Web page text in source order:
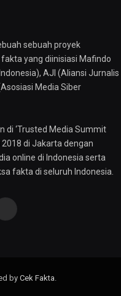
sebuah proyek
yang diinisiasi Mafindo
AJI (Aliansi Jurnalis
Media Siber
di ‘Trusted Media Summit
2018 di Jakarta dengan
online di Indonesia serta
fakta di seluruh Indonesia.
YouTube
byCek Fakta.